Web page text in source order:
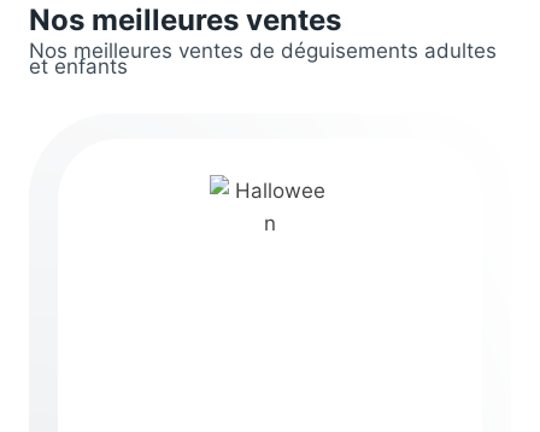
Nos meilleures ventes
Nos meilleures ventes de déguisements adultes
et enfants